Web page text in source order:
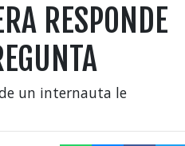
RESPONDE
un internauta le